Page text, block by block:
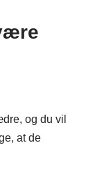
og du vil
at de